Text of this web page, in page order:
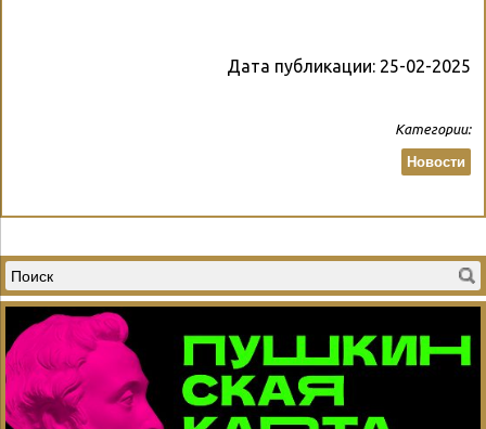
Дата публикации: 25-02-2025
Категории:
Новости